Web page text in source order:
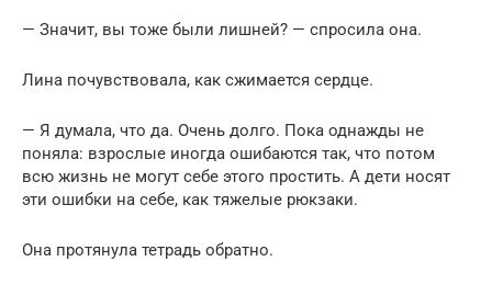
— Значит, вы тоже были лишней? — спросила она.
Лина почувствовала, как сжимается сердце.
— Я думала, что да. Очень долго. Пока однажды не
поняла: взрослые иногда ошибаются так, что потом
всю жизнь не могут себе этого простить. А дети носят
эти ошибки на себе, как тяжелые рюкзаки.
Она протянула тетрадь обратно.